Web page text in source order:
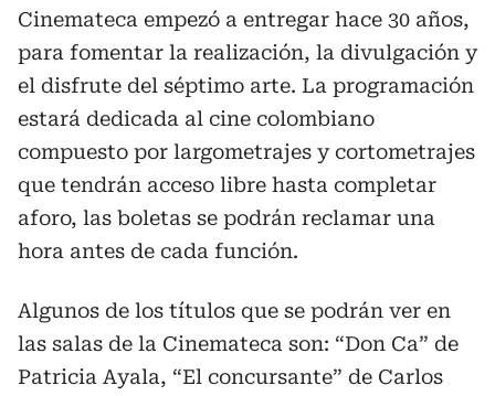
Cinemateca empezó a entregar hace 30 años,
para fomentar la realización, la divulgación y
el disfrute del séptimo arte. La programación
estará dedicada al cine colombiano
compuesto por largometrajes y cortometrajes
que tendrán acceso libre hasta completar
aforo, las boletas se podrán reclamar una
hora antes de cada función.
Algunos de los títulos que se podrán ver en
las salas de la Cinemateca son: “Don Ca” de
Patricia Ayala, “El concursante” de Carlos